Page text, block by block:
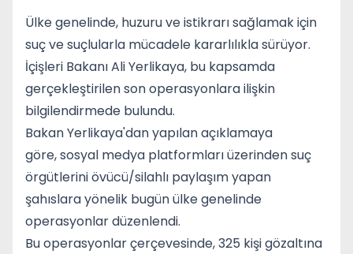
Ülke genelinde, huzuru ve istikrarı sağlamak için
suç ve suçlularla mücadele kararlılıkla sürüyor.
İçişleri Bakanı Ali Yerlikaya, bu kapsamda
gerçekleştirilen son operasyonlara ilişkin
bilgilendirmede bulundu.
Bakan Yerlikaya'dan yapılan açıklamaya
göre, sosyal medya platformları üzerinden suç
örgütlerini övücü/silahlı paylaşım yapan
şahıslara yönelik bugün ülke genelinde
operasyonlar düzenlendi.
Bu operasyonlar çerçevesinde, 325 kişi gözaltına